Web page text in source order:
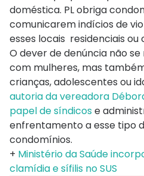
doméstica. PL obriga
comunicarem indícios de
esses locais residenciais ou
O dever de denúncia não
com mulheres, mas
crianças, adolescentes ou
autoria da vereadora
papel de síndicose
enfrentamento a esse tipo
condomínios.
+ Ministério da Saúde
clamídia e sífilis no SUS